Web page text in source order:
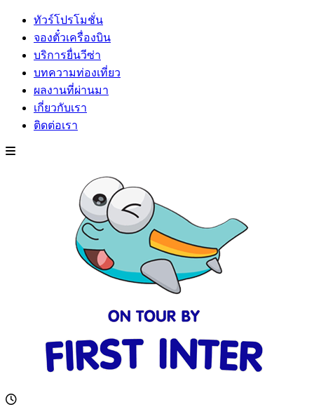
ทัวร์โปรโมชั่น
จองตั๋วเครื่องบิน
บริการยื่นวีซ่า
บทความท่องเที่ยว
ผลงานที่ผ่านมา
เกี่ยวกับเรา
ติดต่อเรา